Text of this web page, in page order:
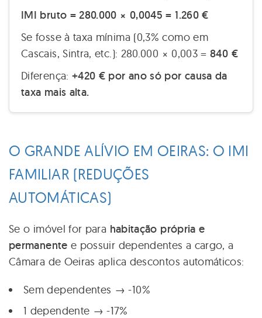
IMI bruto = 280.000 × 0,0045 = 1.260 €
Se fosse à taxa mínima (0,3% como em
Cascais, Sintra, etc.): 280.000 × 0,003 =840 €
Diferença: +420 € por ano só por causa da
taxa mais alta.
O GRANDE ALÍVIO EM OEIRAS: O IMI
FAMILIAR (REDUÇÕES
AUTOMÁTICAS)
Se o imóvel for para habitação própria e
permanente e possuir dependentes a cargo, a
Câmara de Oeiras aplica descontos automáticos:
Sem dependentes → -10%
1 dependente → -17%